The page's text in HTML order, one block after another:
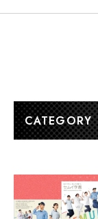
CATEGORY